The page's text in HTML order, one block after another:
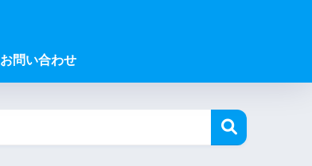
お問い合わせ